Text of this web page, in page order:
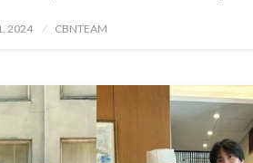
2024 CBNTEAM